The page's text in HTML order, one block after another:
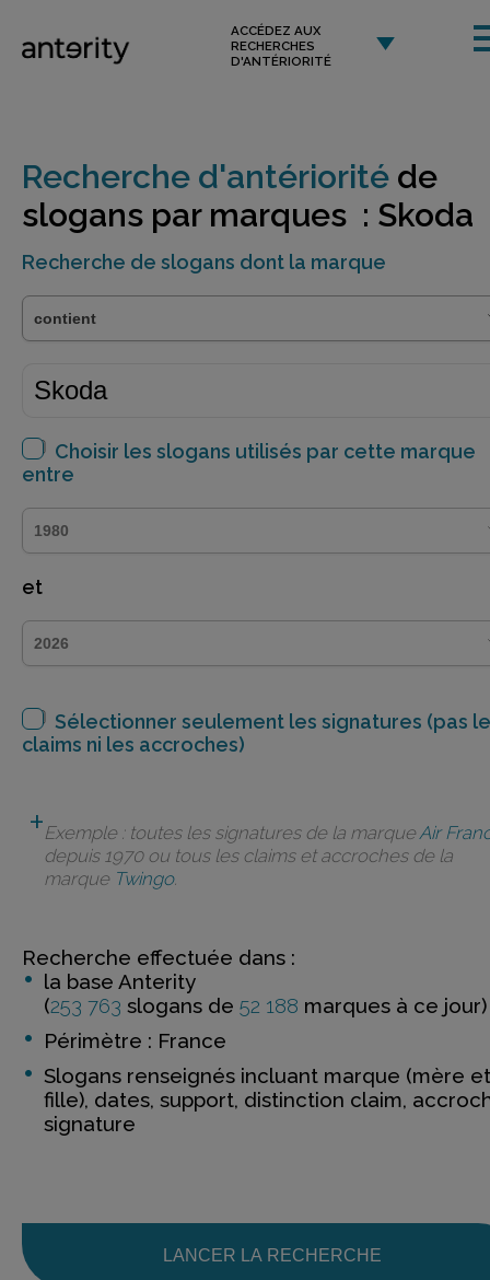
ACCÉDEZ AUX
RECHERCHES
D'ANTÉRIORITÉ
Recherche d'antériorité de
slogans par marques : Skoda
Recherche de slogans dont la marque
Choisir les slogans utilisés par cette marque
entre
et
Sélectionner seulement les signatures (pas
claims ni les accroches)
Exemple : toutes les signatures de la marqueAir
depuis 1970 ou tous les claims et accroches de la
marque Twingo.
Recherche effectuée dans :
la base Anterity
(253 763 slogans de 52 188 marques à ce jour)
Périmètre : France
Slogans renseignés incluant marque (mère et
fille), dates, support, distinction claim,
signature
LANCER LA RECHERCHE